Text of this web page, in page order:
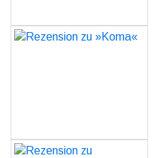
Rezension zu »Koma«
Rezension zu »Leopard«